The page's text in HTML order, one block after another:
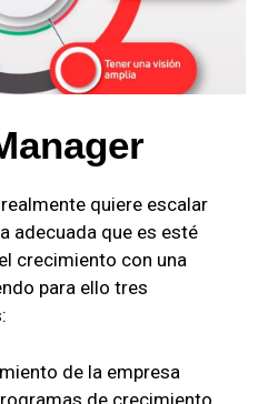
quiere escalar
adecuada que es esté
crecimiento con una
para ello tres
de la empresa
de crecimiento